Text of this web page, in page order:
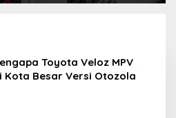
Toyota Veloz MPV
Kota Besar Versi Otozola